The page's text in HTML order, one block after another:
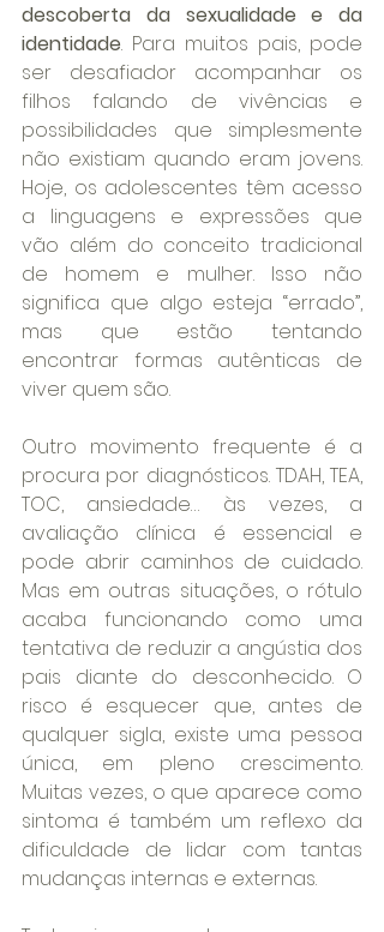
descoberta da sexualidade e da
identidade. Para muitos pais, pode
ser desafiador acompanhar os
filhos falando de vivências e
possibilidades que simplesmente
não existiam quando eram jovens.
Hoje, os adolescentes têm acesso
a linguagens e expressões que
vão além do conceito tradicional
de homem e mulher. Isso não
significa que algo esteja “errado”,
mas que estão tentando
encontrar formas autênticas de
viver quem são.
Outro movimento frequente é a
procura por diagnósticos. TDAH, TEA,
TOC, ansiedade… às vezes, a
avaliação clínica é essencial e
pode abrir caminhos de cuidado.
Mas em outras situações, o rótulo
acaba funcionando como uma
tentativa de reduzir a angústia dos
pais diante do desconhecido. O
risco é esquecer que, antes de
qualquer sigla, existe uma pessoa
única, em pleno crescimento.
Muitas vezes, o que aparece como
sintoma é também um reflexo da
dificuldade de lidar com tantas
mudanças internas e externas.